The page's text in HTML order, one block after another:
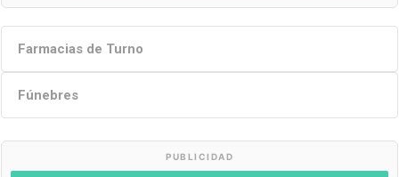
Farmacias de Turno
Fúnebres
PUBLICIDAD